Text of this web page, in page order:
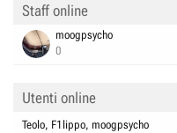
Staff online
moogpsycho
0
Utenti online
Teolo F1lippo moogpsycho